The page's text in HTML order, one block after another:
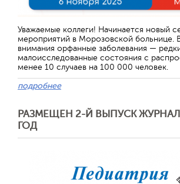
Уважаемые коллеги! Начинается новый
мероприятий в Морозовской больнице.
внимания орфанные заболевания —
малоисследованные состояния с
менее 10 случаев на 100 000 человек.
подробнее
РАЗМЕЩЕН 2-Й ВЫПУСК
ГОД